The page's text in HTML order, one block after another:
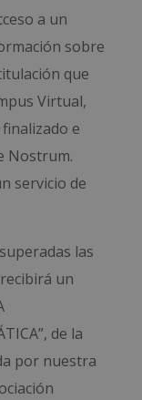
a un
sobre
que
Virtual,
e
Nostrum.
servicio de
las
un
de la
por nuestra